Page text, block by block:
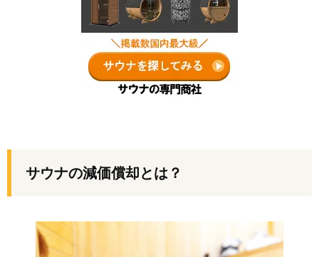
サウナの減価償却とは？